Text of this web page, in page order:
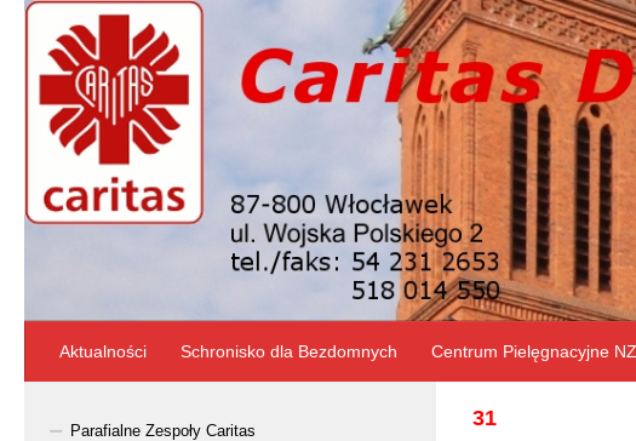
Skip to content
Aktualności Schronisko dla Bezdomnych Centrum Pielęgnacyjne
31
Parafialne Zespoły Caritas